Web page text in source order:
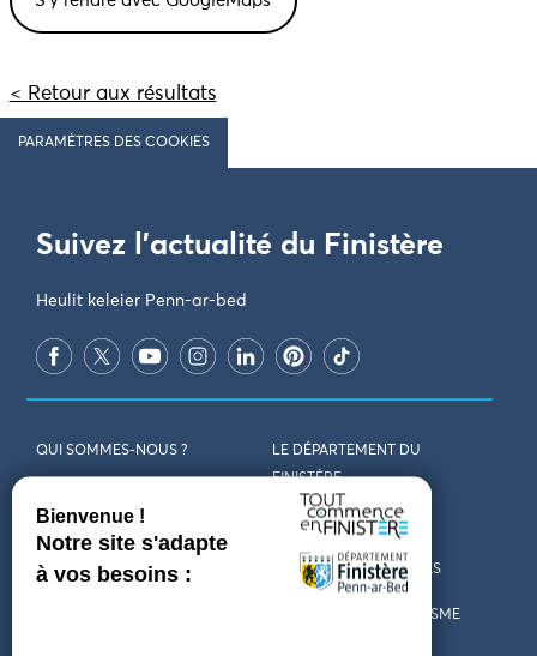
< Retour aux résultats
PARAMÈTRES DES COOKIES
Suivez l'actualité du Finistère
Heulit keleier Penn-ar-bed
QUI SOMMES-NOUS ?
LE DÉPARTEMENT DU
FINISTÈRE
REJOIGNEZ-NOUS VENIR EN FINISTÈRE
CONTACT CARTES ET BROCHURES
LES OFFICES DE TOURISME